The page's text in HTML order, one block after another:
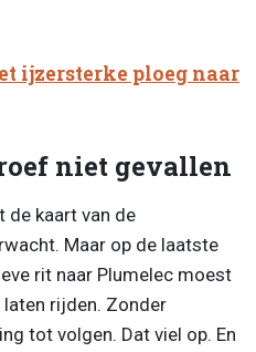
ijzersterke ploeg naar
niet gevallen
de kaart van de
Maar op de laatste
rit naar Plumelec moest
rijden. Zonder
tot volgen. Dat viel op. En